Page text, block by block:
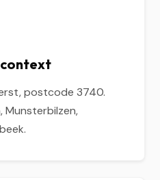
postcode 3740.
Munsterbilzen,